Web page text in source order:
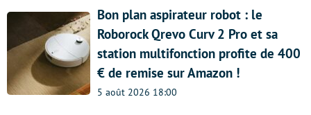
Bon plan aspirateur robot : le
Roborock Qrevo Curv 2 Pro et sa
station multifonction profite de 400
€ de remise sur Amazon !
5 août 2026 18:00